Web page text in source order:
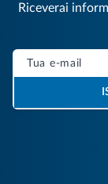
Riceverai